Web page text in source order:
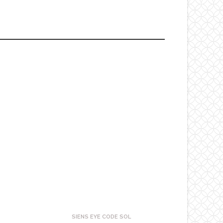
SIENS EYE CODE SOL